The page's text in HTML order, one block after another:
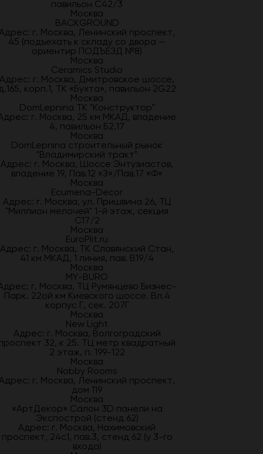
павильон С42/3
Москва
BACKGROUND
г. Москва, Ленинский проспект,
45 (подъехать к складу со двора —
ориентир ПОДЪЕЗД №8)
Москва
Ceramics Studio
Адрес: г. Москва, Дмитровское шоссе,
корп.1, ТК «Бухта», павильон 2G22
Москва
DomLepnina ТК "Конструктор"
г. Москва, 25 км МКАД, владение
4, павильон Б2.17
Москва
DomLepnina строительный рынок
"Владимирский тракт"
Адрес: г. Москва, Шоссе Энтузиастов,
владение 19, Пав.12 «З»/Пав.17 «Ф»
Москва
Ecumena-Decor
Адрес: г. Москва, ул. Пришвина 26, ТЦ
"Миллион мелочей" 1-й этаж, секция
С17/2
Москва
EuroPlit.ru
Адрес: г. Москва, ТК Славянский Стан,
41 км МКАД, 1 линия, пав. В19/4
Москва
MY-BURO
г. Москва, ТЦ Румянцево Бизнес-
Парк. 22ой км Киевского шоссе. Вл.4
корпус Г, сек. 207Г
Москва
New Light
Адрес: г. Москва, Волгоградский
32, к 25. ТЦ метр квадратный
2 этаж, п. 199-122
Москва
Nobby Rooms
г. Москва, Ленинский проспект,
дом 119
Москва
«АртДекор» Салон 3D панели на
Экспострой (стенд 62)
Адрес: г. Москва, Нахимовский
проспект, 24с1, пав.3, стенд 62 (у 3-го
входа)